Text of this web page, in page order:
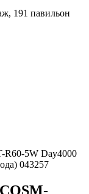
191 павильон
5W Day4000
043257